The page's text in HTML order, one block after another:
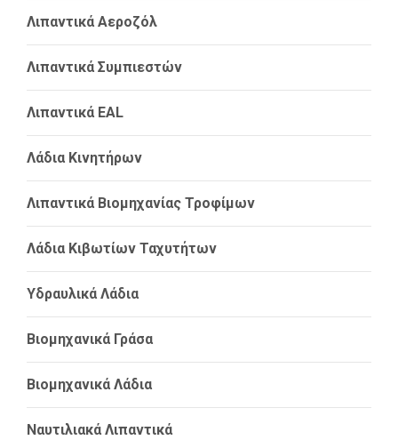
Λιπαντικά Αεροζόλ
Λιπαντικά Συμπιεστών
Λιπαντικά EAL
Λάδια Κινητήρων
Λιπαντικά Βιομηχανίας Τροφίμων
Λάδια Κιβωτίων Ταχυτήτων
Υδραυλικά Λάδια
Βιομηχανικά Γράσα
Βιομηχανικά Λάδια
Ναυτιλιακά Λιπαντικά